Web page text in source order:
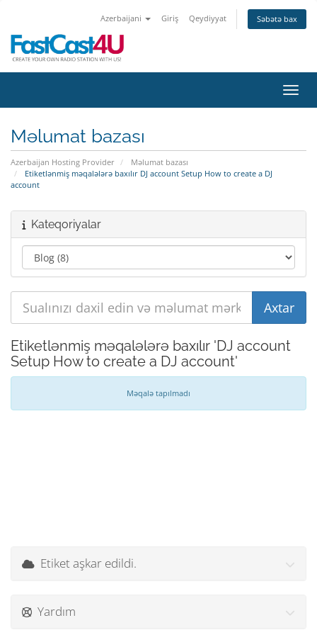
Azerbaijani Giriş Qeydiyyat Səbətə bax
Məlumat bazası
Azerbaijan Hosting Provider
Məlumat bazası
Etiketlənmiş məqalələrə baxılır DJ account Setup How to create a DJ
account
Kateqoriyalar
Etiketlənmiş məqalələrə baxılır 'DJ account
Setup How to create a DJ account'
Məqalə tapılmadı
Etiket aşkar edildi.
Yardım